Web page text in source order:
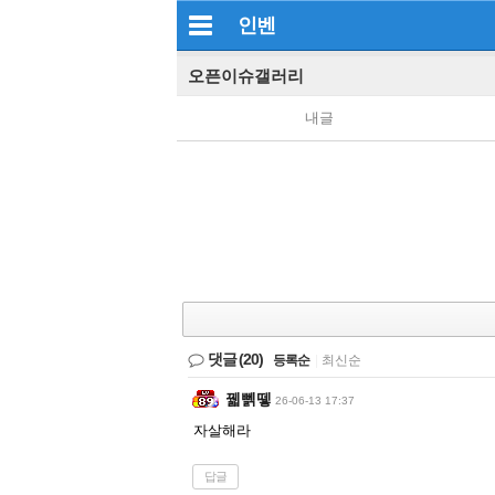
인벤
오픈이슈갤러리
내글
댓글(20) 등록순 최신순
꿻뻵뗗 26-06-13 17:37
자살해라
답글